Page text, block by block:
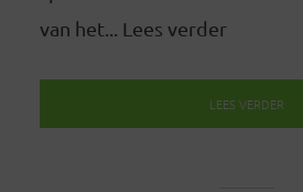
van het... Lees verder
LEES VERDER